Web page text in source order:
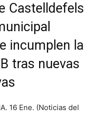
Castelldefels
incumplen la
tras nuevas
16 Ene. (Noticias del